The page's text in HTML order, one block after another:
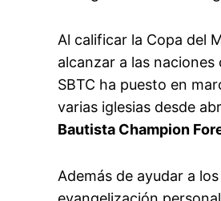
Al calificar la Copa del
alcanzar a las naciones
SBTC ha puesto en
varias iglesias desde
Bautista Champion
Además de ayudar a